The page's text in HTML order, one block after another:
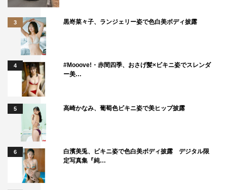
3 黒嵜菜々子、ランジェリー姿で色白美ボディ披露
4
#Mooove!・赤間四季、おさげ髪×ビキニ姿でスレンダ
ー美…
5 高崎かなみ、葡萄色ビキニ姿で美ヒップ披露
6
白濱美兎、ビキニ姿で色白美ボディ披露 デジタル限
定写真集『純…